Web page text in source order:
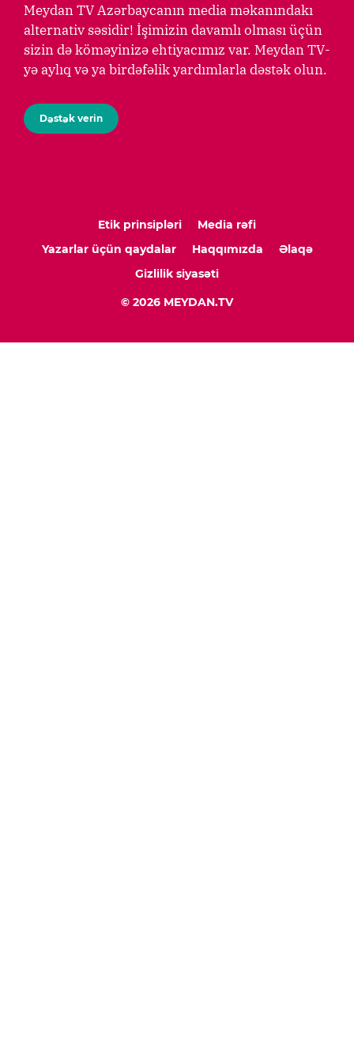
Meydan TV Azərbaycanın media məkanındakı
alternativ səsidir! İşimizin davamlı olması üçün
sizin də köməyinizə ehtiyacımız var. Meydan TV-
yə aylıq və ya birdəfəlik yardımlarla dəstək olun.
Dəstək verin
Etik prinsipləri
Media rəfi
Yazarlar üçün qaydalar
Haqqımızda
Əlaqə
Gizlilik siyasəti
© 2026 MEYDAN.TV